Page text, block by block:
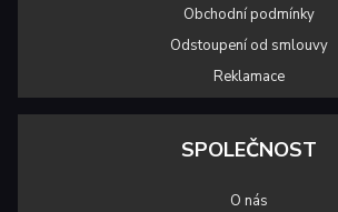
Obchodní podmínky
Odstoupení od smlouvy
Reklamace
SPOLEČNOST
O nás